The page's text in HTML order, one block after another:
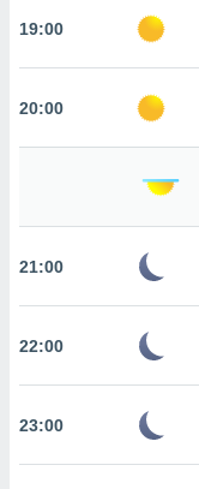
únicos
de
traten tus
interés
su
19:00
20:00
21:00
22:00
23:00